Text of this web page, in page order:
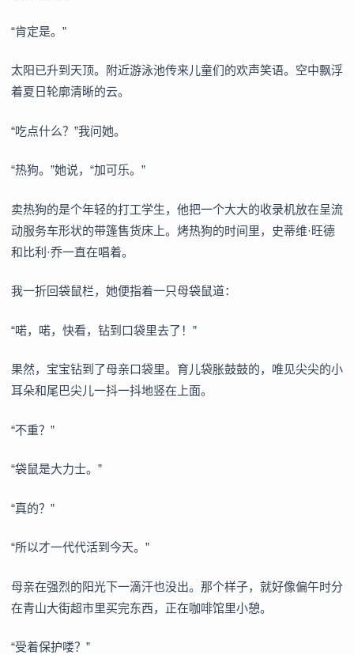
“肯定是。”
太阳已升到天顶。附近游泳池传来儿童们的欢声笑语。空中飘浮
着夏日轮廓清晰的云。
“吃点什么？”我问她。
“热狗。”她说，“加可乐。”
卖热狗的是个年轻的打工学生，他把一个大大的收录机放在呈流
动服务车形状的带篷售货床上。烤热狗的时间里，史蒂维·旺德
和比利·乔一直在唱着。
我一折回袋鼠栏，她便指着一只母袋鼠道：
“喏，喏，快看，钻到口袋里去了！”
果然，宝宝钻到了母亲口袋里。育儿袋胀鼓鼓的，唯见尖尖的小
耳朵和尾巴尖儿一抖一抖地竖在上面。
“不重？”
“袋鼠是大力士。”
“真的？”
“所以才一代代活到今天。”
母亲在强烈的阳光下一滴汗也没出。那个样子，就好像偏午时分
在青山大街超市里买完东西，正在咖啡馆里小憩。
“受着保护喽？”